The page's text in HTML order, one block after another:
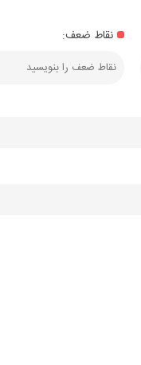
نقاط ضعف: